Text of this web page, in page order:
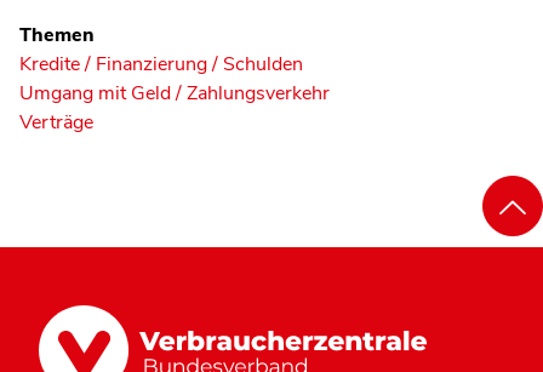
Themen
Kredite / Finanzierung / Schulden
Umgang mit Geld / Zahlungsverkehr
Verträge